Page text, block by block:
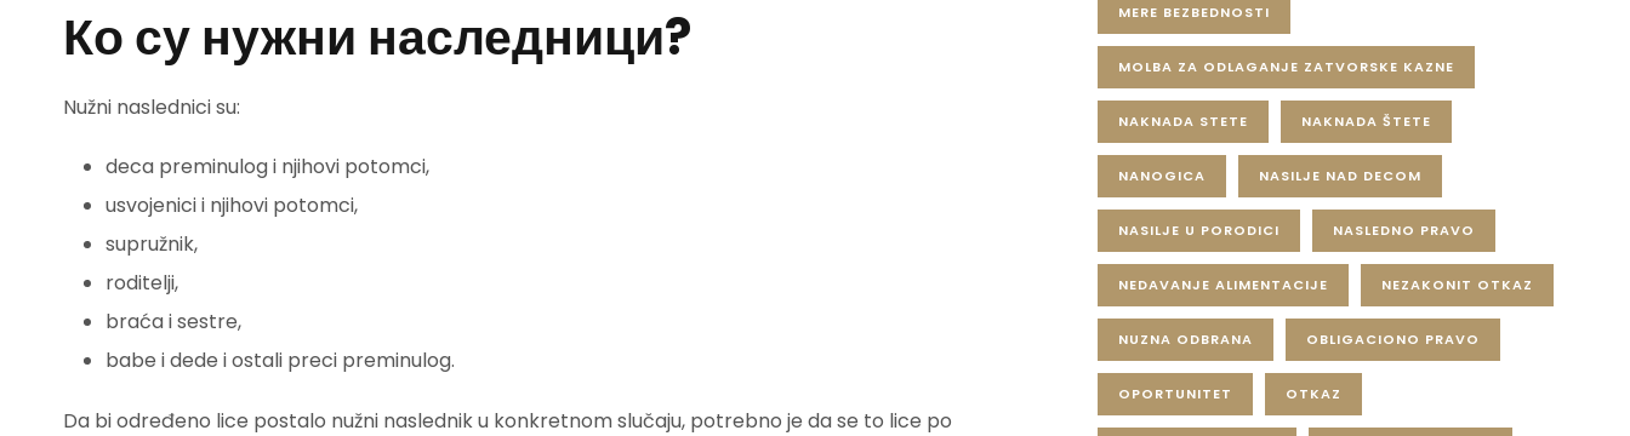
Ко су нужни наследници?
Nužni naslednici su:
deca preminulog i njihovi potomci,
usvojenici i njihovi potomci,
supružnik,
roditelji,
braća i sestre,
babe i dede i ostali preci preminulog.
Da bi određeno lice postalo nužni naslednik u konkretnom slučaju, potrebno je da se to lice po
MERE BEZBEDNOSTI
MOLBA ZA ODLAGANJE ZATVORSKE KAZNE
NAKNADA STETE NAKNADA ŠTETE
NANOGICA NASILJE NAD DECOM
NASILJE U PORODICI NASLEDNO PRAVO
NEDAVANJE ALIMENTACIJE NEZAKONIT OTKAZ
NUZNA ODBRANA OBLIGACIONO PRAVO
OPORTUNITET OTKAZ